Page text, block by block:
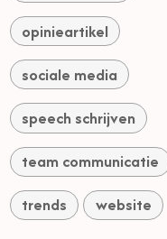
opinieartikel
sociale media
speech schrijven
team communicatie
trends
website